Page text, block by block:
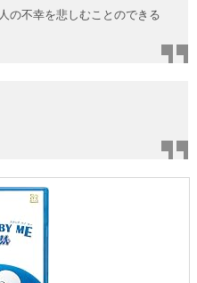
の不幸を悲しむことのできる